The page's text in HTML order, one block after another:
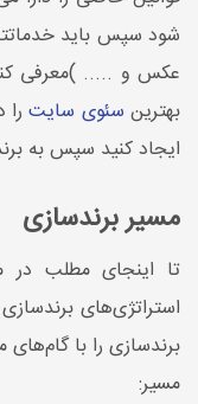
شود سپس باید
عکس و ..... )معرفی
بهترین سئوی سایترا
ایجاد کنید سپس به
مسیر برندسازی
تا اینجای مطلب در
استراتژی‌های
برندسازی را با
مسیر: